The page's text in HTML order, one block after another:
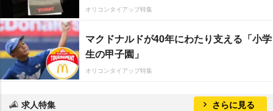
オリコンタイアップ特集
マクドナルドが40年にわたり支える「小学
生の甲子園」
オリコンタイアップ特集
求人特集 さらに見る